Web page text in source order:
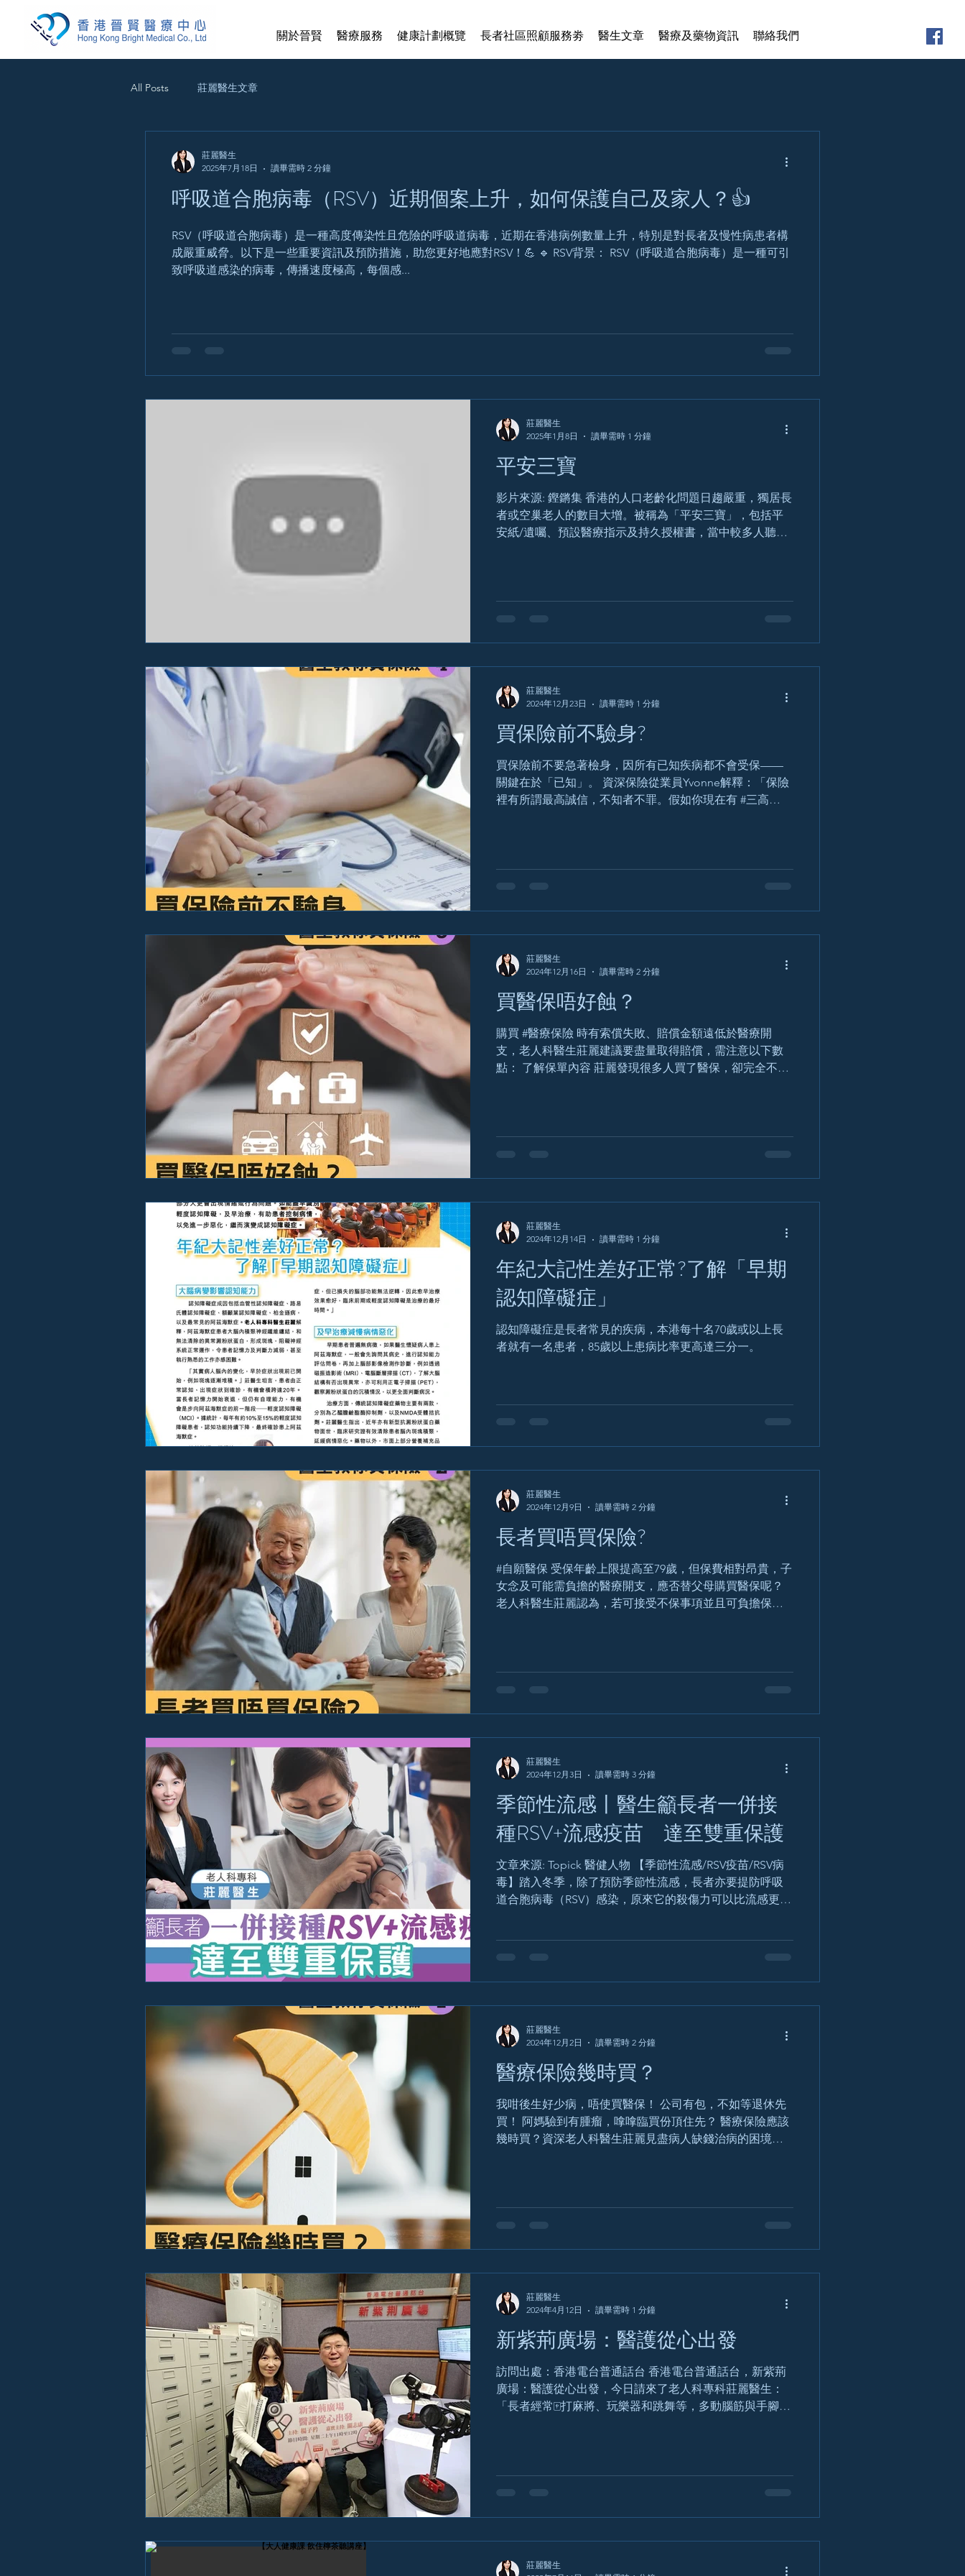
關於晉賢 醫療服務 健康計劃概覽 長者社區照顧服務劵 醫生文章 醫療及藥物資訊 聯絡我們
All Posts 莊麗醫生文章
呼吸道合胞病毒（RSV）近期個案上升，如何保護自己及家人？👍
RSV（呼吸道合胞病毒）是一種高度傳染性且危險的呼吸道病毒，近期在香港病例數量上升，特別是對長者及慢性病患者構
成嚴重威脅。以下是一些重要資訊及預防措施，助您更好地應對RSV！💪 🔹 RSV背景： RSV（呼吸道合胞病毒）是一種可引
致呼吸道感染的病毒，傳播速度極高，每個感...
莊麗醫生
2025年7月18日
讀畢需時 2 分鐘
平安三寶
影片來源: 鏗鏘集 香港的人口老齡化問題日趨嚴重，獨居長
者或空巢老人的數目大增。被稱為「平安三寶」，包括平
安紙/遺囑、預設醫療指示及持久授權書，當中較多人聽過
莊麗醫生
2025年1月8日
讀畢需時 1 分鐘
買保險前不驗身?
買保險前不要急著檢身，因所有已知疾病都不會受保——
關鍵在於「已知」。 資深保險從業員Yvonne解釋：「保險
裡有所謂最高誠信，不知者不罪。假如你現在有 #三高
莊麗醫生
2024年12月23日
讀畢需時 1 分鐘
買醫保唔好蝕？
購買 #醫療保險 時有索償失敗、賠償金額遠低於醫療開
支，老人科醫生莊麗建議要盡量取得賠償，需注意以下數
點： 了解保單內容 莊麗發現很多人買了醫保，卻完全不知
莊麗醫生
2024年12月16日
讀畢需時 2 分鐘
年紀大記性差好正常?了解「早期
認知障礙症」
認知障礙症是長者常見的疾病，本港每十名70歲或以上長
者就有一名患者，85歲以上患病比率更高達三分一。
莊麗醫生
2024年12月14日
讀畢需時 1 分鐘
長者買唔買保險?
#自願醫保 受保年齡上限提高至79歲，但保費相對昂貴，子
女念及可能需負擔的醫療開支，應否替父母購買醫保呢？
老人科醫生莊麗認為，若可接受不保事項並且可負擔保
莊麗醫生
2024年12月9日
讀畢需時 2 分鐘
季節性流感丨醫生籲長者一併接
種RSV+流感疫苗 達至雙重保護
文章來源: Topick 醫健人物 【季節性流感/RSV疫苗/RSV病
毒】踏入冬季，除了預防季節性流感，長者亦要提防呼吸
道合胞病毒（RSV）感染，原來它的殺傷力可以比流感更
莊麗醫生
2024年12月3日
讀畢需時 3 分鐘
醫療保險幾時買？
我咁後生好少病，唔使買醫保！ 公司有包，不如等退休先
買！ 阿媽驗到有腫瘤，嗱嗱臨買份頂住先？ 醫療保險應該
幾時買？資深老人科醫生莊麗見盡病人缺錢治病的困境，
莊麗醫生
2024年12月2日
讀畢需時 2 分鐘
新紫荊廣場：醫護從心出發
訪問出處：香港電台普通話台 香港電台普通話台，新紫荊
廣場：醫護從心出發，今日請來了老人科專科莊麗醫生：
「長者經常🀄打麻將、玩樂器和跳舞等，多動腦筋與手腳，
莊麗醫生
2024年4月12日
讀畢需時 1 分鐘
莊麗醫生